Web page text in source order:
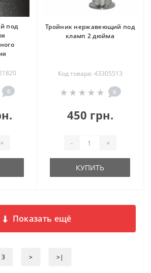
под
0
+
Тройник нержавеющий под
кламп 2 дюйма
Код товара: 43305513
0
450 грн.
- +
КУПИТЬ
Показать ещё
3 > >|